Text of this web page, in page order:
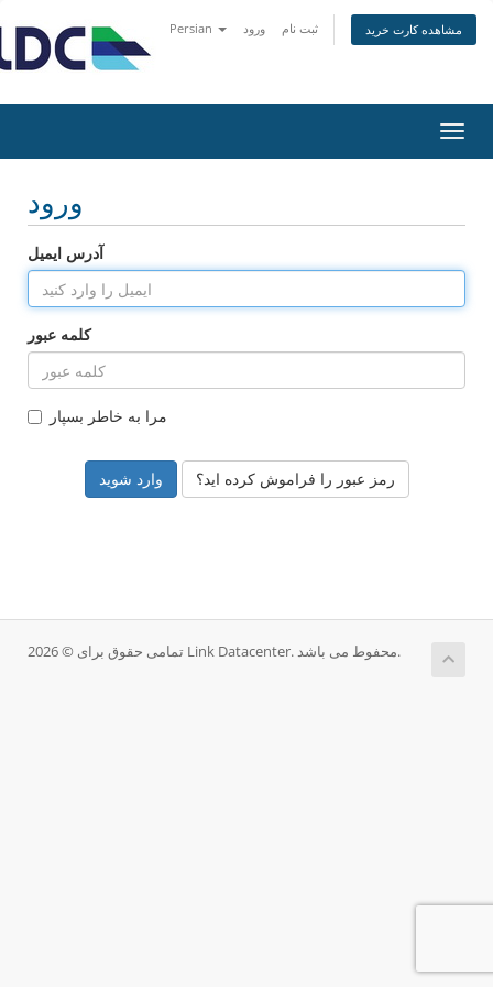
Persian ورود ثبت نام مشاهده کارت خرید
تغییر
ورود
آدرس ایمیل
کلمه عبور
مرا به خاطر بسپار
رمز عبور را فراموش کرده اید؟
تمامی حقوق برای © 2026 Link Datacenter. محفوط می باشد.